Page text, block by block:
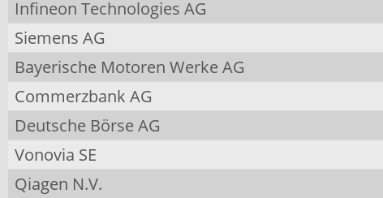
Infineon Technologies AG
Siemens AG
Bayerische Motoren Werke AG
Commerzbank AG
Deutsche Börse AG
Vonovia SE
Qiagen N.V.